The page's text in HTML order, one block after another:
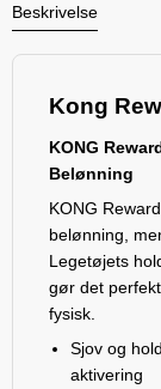
Beskrivelse
Kong
KONG
Belønning
KONG
belønning,
Legetøjets
gør det
fysisk.
Sjov og
aktivering